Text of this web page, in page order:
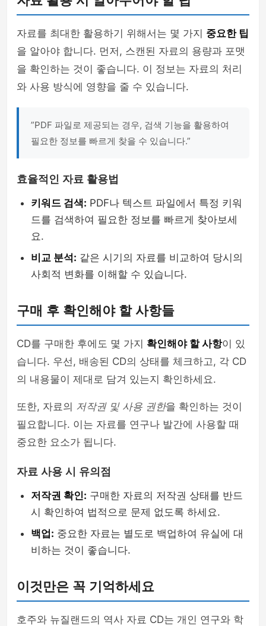
자료를 최대한 활용하기 위해서는 몇 가지 중요한 팁
을 알아야 합니다. 먼저, 스캔된 자료의 용량과 포맷
을 확인하는 것이 좋습니다. 이 정보는 자료의 처리
와 사용 방식에 영향을 줄 수 있습니다.
”PDF 파일로 제공되는 경우, 검색 기능을 활용하여
필요한 정보를 빠르게 찾을 수 있습니다.”
효율적인 자료 활용법
키워드 검색: PDF나 텍스트 파일에서 특정 키워
드를 검색하여 필요한 정보를 빠르게 찾아보세
요.
비교 분석: 같은 시기의 자료를 비교하여 당시의
사회적 변화를 이해할 수 있습니다.
구매 후 확인해야 할 사항들
CD를 구매한 후에도 몇 가지 확인해야 할 사항이 있
습니다. 우선, 배송된 CD의 상태를 체크하고, 각 CD
의 내용물이 제대로 담겨 있는지 확인하세요.
또한, 자료의 저작권 및 사용 권한을 확인하는 것이
필요합니다. 이는 자료를 연구나 발간에 사용할 때
중요한 요소가 됩니다.
자료 사용 시 유의점
저작권 확인: 구매한 자료의 저작권 상태를 반드
시 확인하여 법적으로 문제 없도록 하세요.
백업: 중요한 자료는 별도로 백업하여 유실에 대
비하는 것이 좋습니다.
이것만은 꼭 기억하세요
호주와 뉴질랜드의 역사 자료 CD는 개인 연구와 학